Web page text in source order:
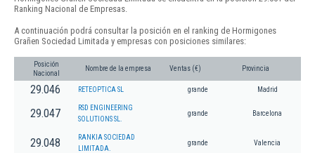
Ranking Nacional de Empresas.
A continuación podrá consultar la posición en el ranking de Hormigones
Grañen Sociedad Limitada y empresas con posiciones similares:
Posición
Nacional
Nombre de la empresa Ventas (€) Provincia
29.046 RETEOPTICA SL grande Madrid
29.047
RSD ENGINEERING
SOLUTIONS SL.
grande Barcelona
29.048
RANKIA SOCIEDAD
LIMITADA.
grande Valencia